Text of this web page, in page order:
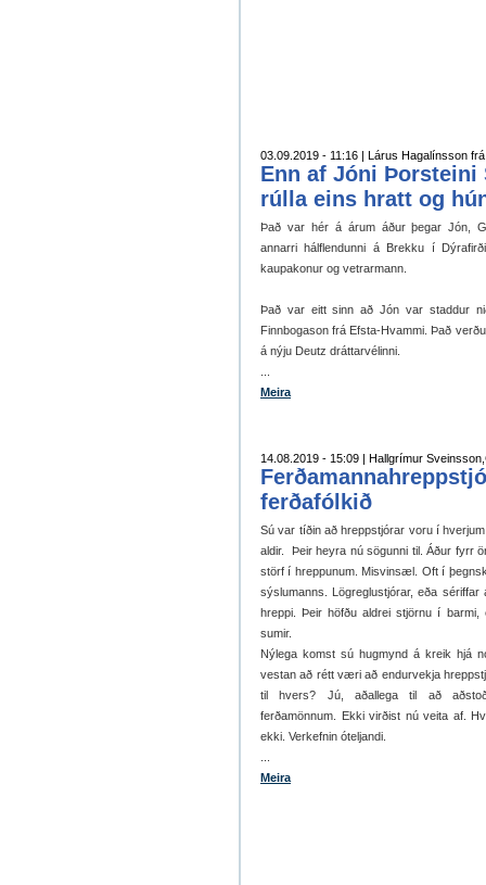
03.09.2019 - 11:16 | Lárus Hagalínsson
Enn af Jóni Þorsteini
rúlla eins hratt og
Það var hér á árum áður þegar Jón,
annarri hálflendunni á Brekku í
kaupakonur og vetrarmann.
Það var eitt sinn að Jón var staddur
Finnbogason frá Efsta-Hvammi. Það
á nýju Deutz dráttarvélinni.
Meira
14.08.2019 - 15:09 | Hallgrímur
ferðafólkið
Sú var tíðin að hreppstjórar voru í
aldir. Þeir heyra nú sögunni til. Áður fyrr
störf í hreppunum. Misvinsæl. Oft í
sýslumanns. Lögreglustjórar, eða
hreppi. Þeir höfðu aldrei stjörnu í barmi,
sumir.
Nýlega komst sú hugmynd á kreik hjá
vestan að rétt væri að endurvekja
til hvers? Jú, aðallega til að
ferðamönnum. Ekki virðist nú veita af.
ekki. Verkefnin óteljandi.
Meira